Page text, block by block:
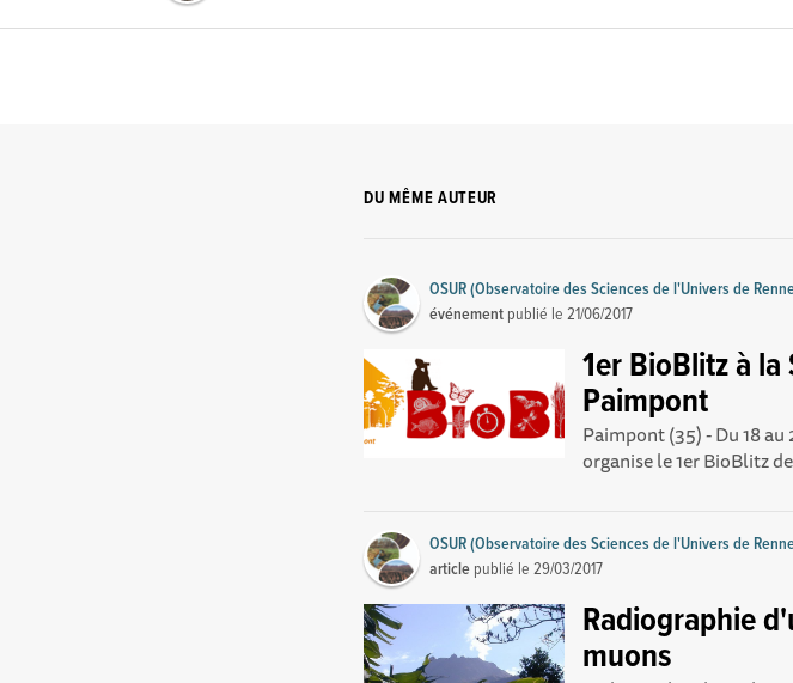
DU MÊME AUTEUR
OSUR (Observatoire des Sciences de l'Univers de
événement publié le21/06/2017
1er BioBlitz à
Paimpont
Paimpont (35) - Du 18
organise le 1er BioBlitz
OSUR (Observatoire des Sciences de l'Univers de
article publié le29/03/2017
Radiographie
muons